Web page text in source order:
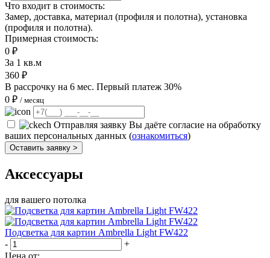
Что входит в стоимость:
Замер, доставка, материал (профиля и полотна), установка
(профиля и полотна).
Примерная стоимость:
0 ₽
За 1 кв.м
360 ₽
В рассрочку на 6 мес. Первый платеж 30%
0 ₽ / месяц
Отправляя заявку Вы даёте согласие на обработку
ваших персональных данных (ознакомиться)
Оставить заявку >
Аксессуары
для вашего потолка
Подсветка для картин Ambrella Light FW422
-
+